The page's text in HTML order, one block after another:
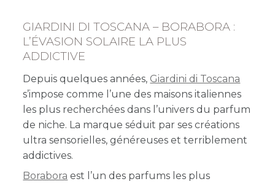
GIARDINI DI TOSCANA – BORABORA :
L’ÉVASION SOLAIRE LA PLUS
ADDICTIVE
Depuis quelques années, Giardini di Toscana
s’impose comme l’une des maisons italiennes
les plus recherchées dans l’univers du parfum
de niche. La marque séduit par ses créations
ultra sensorielles, généreuses et terriblement
addictives.
Borabora est l’un des parfums les plus